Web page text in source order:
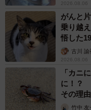
2026.08.06
がんと
乗り越
悟した
古川 諭
2026.08.06
「カニ
に！？
その理
竹中 友